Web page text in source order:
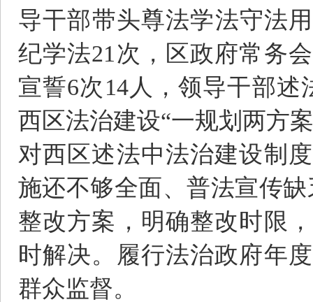
导干部带头尊法学法守法
纪学法21次，区政府常务
宣誓6次14人，领导干部述
西区法治建设“一规划两方
对西区述法中法治建设制
施还不够全面、普法宣传
整改方案，明确整改时限
时解决。履行法治政府年
群众监督。